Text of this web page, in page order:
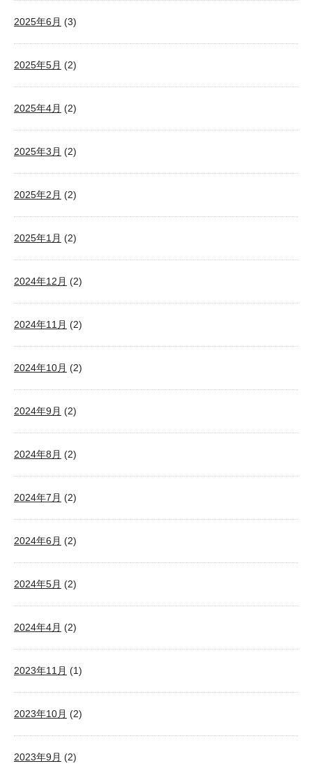
2025年6月 (3)
2025年5月 (2)
2025年4月 (2)
2025年3月 (2)
2025年2月 (2)
2025年1月 (2)
2024年12月 (2)
2024年11月 (2)
2024年10月 (2)
2024年9月 (2)
2024年8月 (2)
2024年7月 (2)
2024年6月 (2)
2024年5月 (2)
2024年4月 (2)
2023年11月 (1)
2023年10月 (2)
2023年9月 (2)